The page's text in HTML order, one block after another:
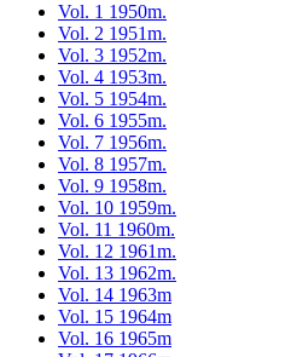
Vol. 1 1950m.
Vol. 2 1951m.
Vol. 3 1952m.
Vol. 4 1953m.
Vol. 5 1954m.
Vol. 6 1955m.
Vol. 7 1956m.
Vol. 8 1957m.
Vol. 9 1958m.
Vol. 10 1959m.
Vol. 11 1960m.
Vol. 12 1961m.
Vol. 13 1962m.
Vol. 14 1963m
Vol. 15 1964m
Vol. 16 1965m